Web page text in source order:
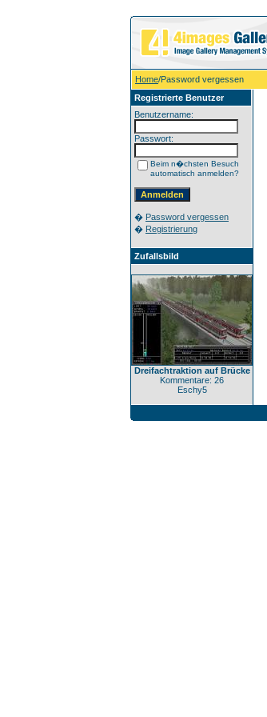
Home/Password vergessen
Registrierte Benutzer
Benutzername:
Passwort:
Beim n�chsten Besuch
automatisch anmelden?
� Password vergessen
� Registrierung
Zufallsbild
Dreifachtraktion auf Brücke
Kommentare: 26
Eschy5